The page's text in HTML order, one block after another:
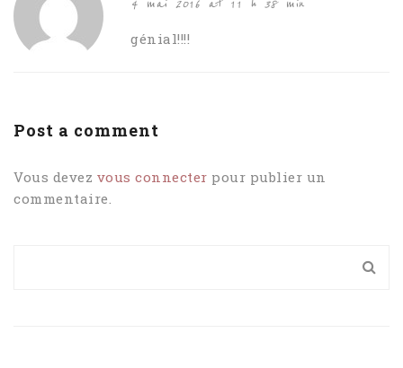
génial!!!!
Post a comment
Vous devez vous connecter pour publier un
commentaire.